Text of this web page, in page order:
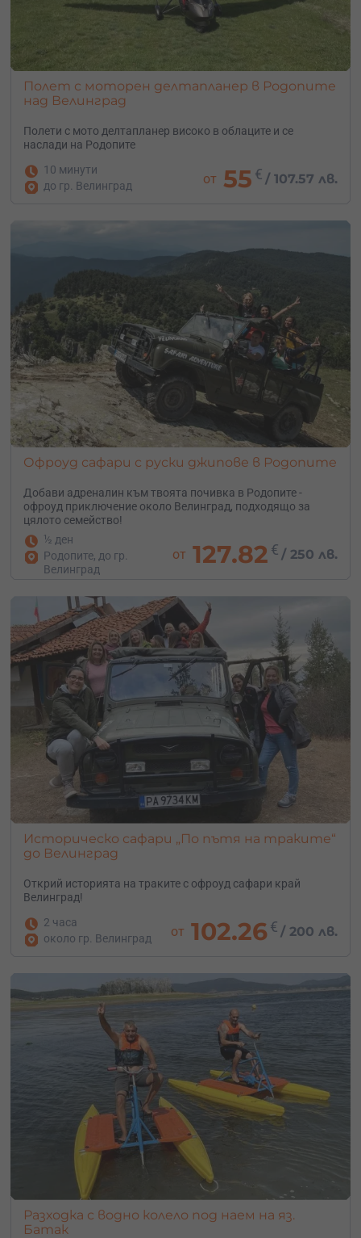
Полет с моторен делтапланер в Родопите
над Велинград
Полети с мото делтапланер високо в облаците и се
наслади на Родопите
10 минути
до гр. Велинград
от 55 € /107.57 лв.
Офроуд сафари с руски джипове в Родопите
Добави адреналин към твоята почивка в Родопите -
офроуд приключение около Велинград, подходящо за
цялото семейство!
½ ден
Родопите, до гр.
Велинград
от 127.82 € / 250 лв.
Историческо сафари „По пътя на траките“
до Велинград
Открий историята на траките с офроуд сафари край
Велинград!
2 часа
около гр. Велинград
от 102.26€ /200 лв.
Разходка с водно колело под наем на яз.
Батак